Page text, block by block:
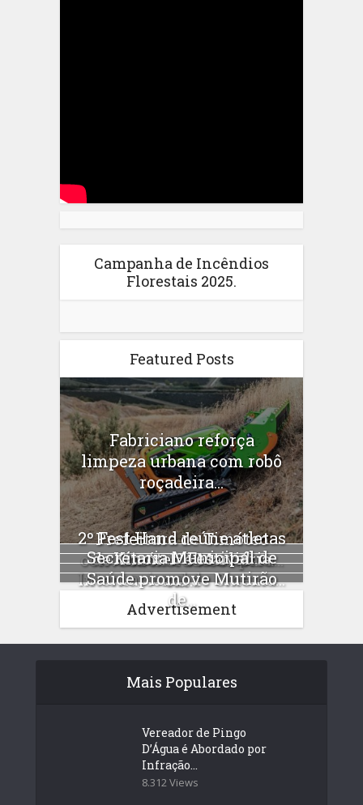
Campanha de Incêndios
Florestais 2025.
Featured Posts
Fabriciano reforça
limpeza urbana com robô
roçadeira...
Prefeitura de Timóteo
convoca moradores para...
2º Fest Hand reúne atletas
de Timóteo e Marliéria
em...
Kinox: 1º Festival
Internacional de Cinema...
Secretaria Municipal de
Saúde promove Mutirão
de...
Advertisement
Mais Populares
Vereador de Pingo
D’Água é Abordado por
Infração...
8.312 Views